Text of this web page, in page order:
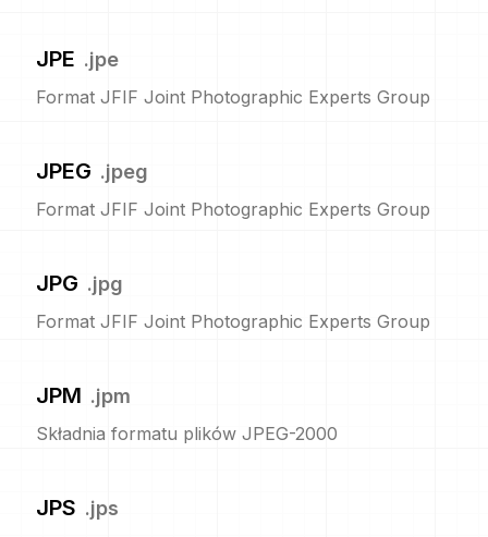
JPE .jpe
Format JFIF Joint Photographic Experts Group
JPEG .jpeg
Format JFIF Joint Photographic Experts Group
JPG .jpg
Format JFIF Joint Photographic Experts Group
JPM .jpm
Składnia formatu plików JPEG-2000
JPS .jps